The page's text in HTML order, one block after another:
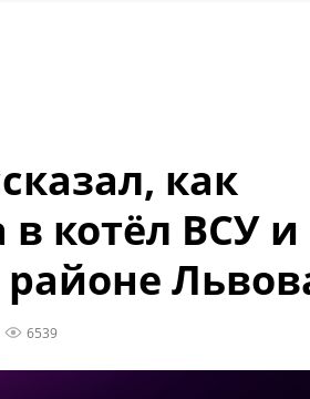
как
в котёл ВСУ и
районе
6539